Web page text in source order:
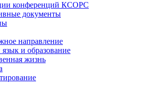
конференций КСОРС
документы
направление
и образование
жизнь